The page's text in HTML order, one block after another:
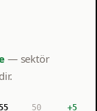
— sektör
50 +5